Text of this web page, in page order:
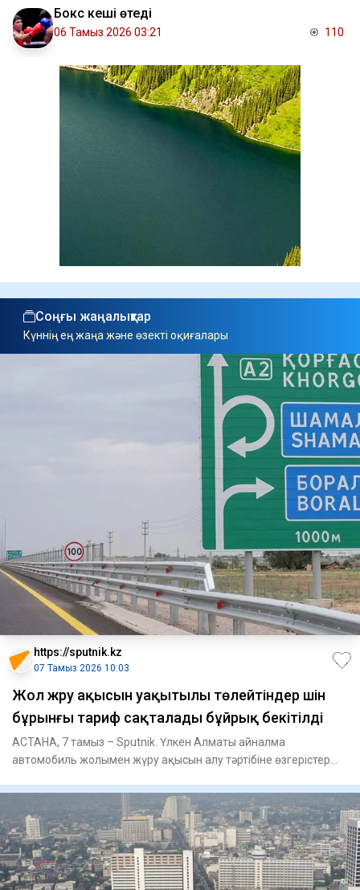
Бокс кеші өтеді
06 Тамыз 2026 03:21 110
Соңғы жаңалықтар
Күннің ең жаңа және өзекті оқиғалары
https://sputnik.kz
07 Тамыз 2026 10:03
Жол жүру ақысын уақытылы төлейтіндер үшін
бұрынғы тариф сақталады бұйрық бекітілді
АСТАНА, 7 тамыз – Sputnik. Үлкен Алматы айналма
автомобиль жолымен жүру ақысын алу тәртібіне өзгерістер